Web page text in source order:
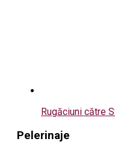
Rugăciuni către
Pelerinaje